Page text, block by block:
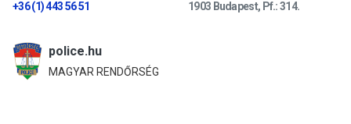
+36 (1) 443 56 51 1903 Budapest, Pf.: 314.
police.hu
MAGYAR RENDŐRSÉG